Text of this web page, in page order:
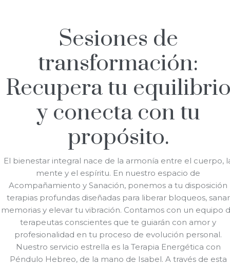
Sesiones de
transformación:
Recupera tu
y conecta con tu
propósito.
El bienestar integral nace de la armonía entre el cuerpo,
mente y el espíritu. En nuestro espacio de
Acompañamiento y Sanación, ponemos a tu disposición
terapias profundas diseñadas para liberar bloqueos, sanar
memorias y elevar tu vibración. Contamos con un equipo
terapeutas conscientes que te guiarán con amor y
profesionalidad en tu proceso de evolución personal.
Nuestro servicio estrella es la Terapia Energética con
Péndulo Hebreo, de la mano de Isabel. A través de esta